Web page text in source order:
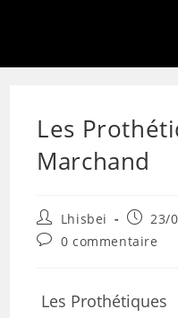
Les
Marchand
Lhisbei 23/
0 commentaire
Les Prothétiques